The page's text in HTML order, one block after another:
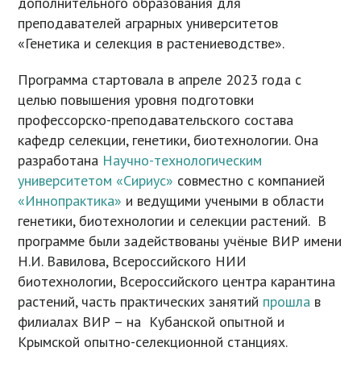
преподавателей аграрных университетов
«Генетика и селекция в растениеводстве».
Программа стартовала в апреле 2023 года с
целью повышения уровня подготовки
профессорско-преподавательского состава
кафедр селекции, генетики, биотехнологии. Она
разработана Научно-технологическим
университетом «Сириус» совместно с компанией
«Иннопрактика» и ведущими учеными в области
генетики, биотехнологии и селекции растений. В
программе были задействованы учёные ВИР имени
Н.И. Вавилова, Всероссийского НИИ
биотехнологии, Всероссийского центра карантина
растений, часть практических занятий прошла в
филиалах ВИР – на Кубанской опытной и
Крымской опытно-селекционной станциях.